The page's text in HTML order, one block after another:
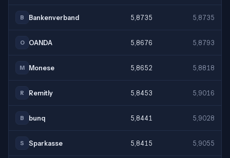
B Bankenverband 5,8735 5,8735
O OANDA 5,8676 5,8793
M Monese 5,8652 5,8818
R Remitly 5,8453 5,9016
B bunq 5,8441 5,9028
S Sparkasse 5,8415 5,9055